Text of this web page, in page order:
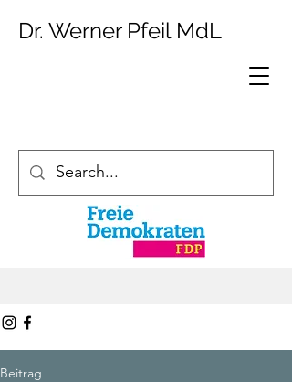
Dr. Werner Pfeil MdL
Beitrag